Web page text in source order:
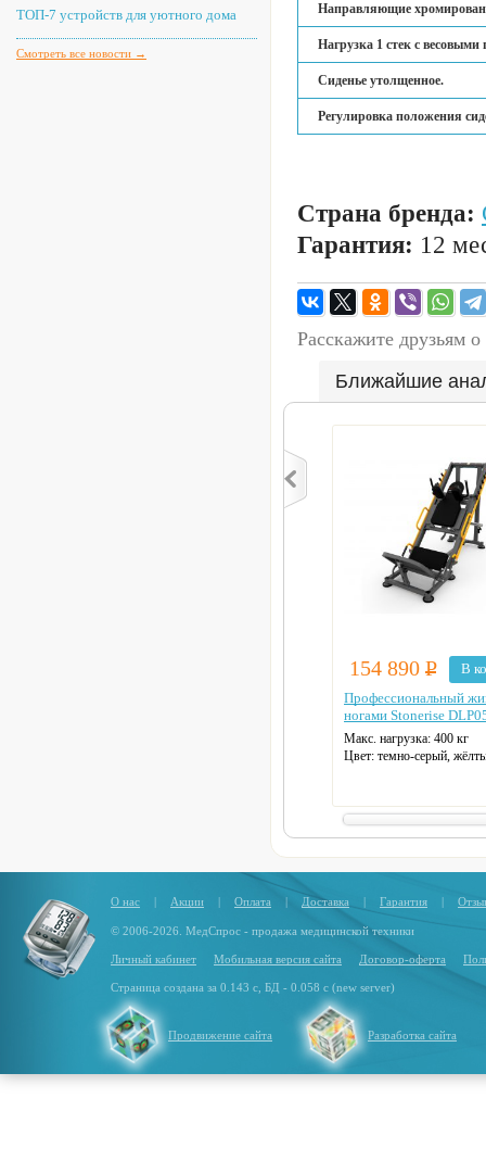
ТОП-7 устройств для уютного дома
Смотреть все новости →
Направляющие
Нагрузка 1 стек с
Сиденье утолщенное.
Регулировка положения
Страна бренда:
Гарантия: 12
Расскажите друзьям
Ближайшие
154 890 Р
В
Профессиональный
ногами Stonerise
Макс. нагрузка: 400 кг
Цвет: темно-серый,
О нас | Акции | Оплата | Доставка | Гарантия |
© 2006-2026. МедСпрос - продажа медицинской техники
Личный кабинет Мобильная версия сайта Договор-оферта
Страница создана за 0.143 с, БД - 0.058 с (new server)
Продвижение сайта Разработка сайта